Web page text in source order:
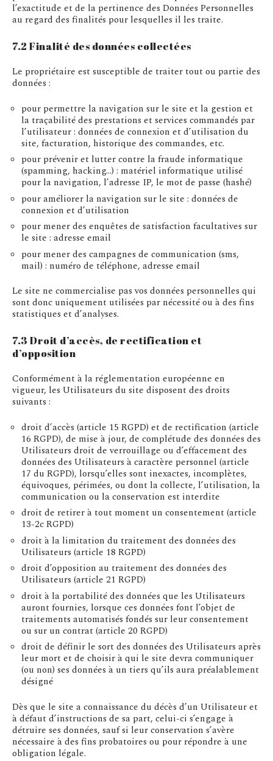
l’exactitude et de la pertinence des Données Personnelles
au regard des finalités pour lesquelles il les traite.
7.2 Finalité des données collectées
Le propriétaire est susceptible de traiter tout ou partie des
données :
pour permettre la navigation sur le site et la gestion et
la traçabilité des prestations et services commandés par
l’utilisateur : données de connexion et d’utilisation du
site, facturation, historique des commandes, etc.
pour prévenir et lutter contre la fraude informatique
(spamming, hacking…) : matériel informatique utilisé
pour la navigation, l’adresse IP, le mot de passe (hashé)
pour améliorer la navigation sur le site : données de
connexion et d’utilisation
pour mener des enquêtes de satisfaction facultatives sur
le site : adresse email
pour mener des campagnes de communication (sms,
mail) : numéro de téléphone, adresse email
Le site ne commercialise pas vos données personnelles qui
sont donc uniquement utilisées par nécessité ou à des fins
statistiques et d’analyses.
7.3 Droit d’accès, de rectification et
d’opposition
Conformément à la réglementation européenne en
vigueur, les Utilisateurs du site disposent des droits
suivants :
droit d’accès (article 15 RGPD) et de rectification (article
16 RGPD), de mise à jour, de complétude des données des
Utilisateurs droit de verrouillage ou d’effacement des
données des Utilisateurs à caractère personnel (article
17 du RGPD), lorsqu’elles sont inexactes, incomplètes,
équivoques, périmées, ou dont la collecte, l’utilisation, la
communication ou la conservation est interdite
droit de retirer à tout moment un consentement (article
13-2c RGPD)
droit à la limitation du traitement des données des
Utilisateurs (article 18 RGPD)
droit d’opposition au traitement des données des
Utilisateurs (article 21 RGPD)
droit à la portabilité des données que les Utilisateurs
auront fournies, lorsque ces données font l’objet de
traitements automatisés fondés sur leur consentement
ou sur un contrat (article 20 RGPD)
droit de définir le sort des données des Utilisateurs après
leur mort et de choisir à qui le site devra communiquer
(ou non) ses données à un tiers qu’ils aura préalablement
désigné
Dès que le site a connaissance du décès d’un Utilisateur et
à défaut d’instructions de sa part, celui-ci s’engage à
détruire ses données, sauf si leur conservation s’avère
nécessaire à des fins probatoires ou pour répondre à une
obligation légale.